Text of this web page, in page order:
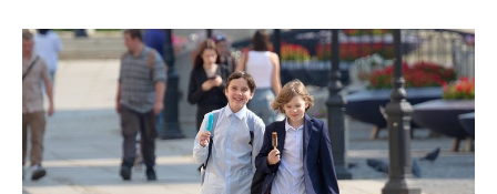
ВУЗЫ ТАТАРСТАНА
КОМУ ПРИНАДЛЕЖАТ
ТОРГОВЫЕ ЦЕНТРЫ
ТАТАРСТАНА
БАНКИ
БЮДЖЕТ
ИНВЕСТИЦИИ
ПРОМЫШЛЕННОСТИ
АГРОПРОМ
МАШИНОСТРОЕНИЕ
НЕФТЕХИМИЯ
НОВОСТИ НЕДВИЖИМОСТИ
АВТО
НОВОСТИ АВТО
БИЗНЕС
НОВОСТИ БИЗНЕСА
ТЕХНОЛОГИИ